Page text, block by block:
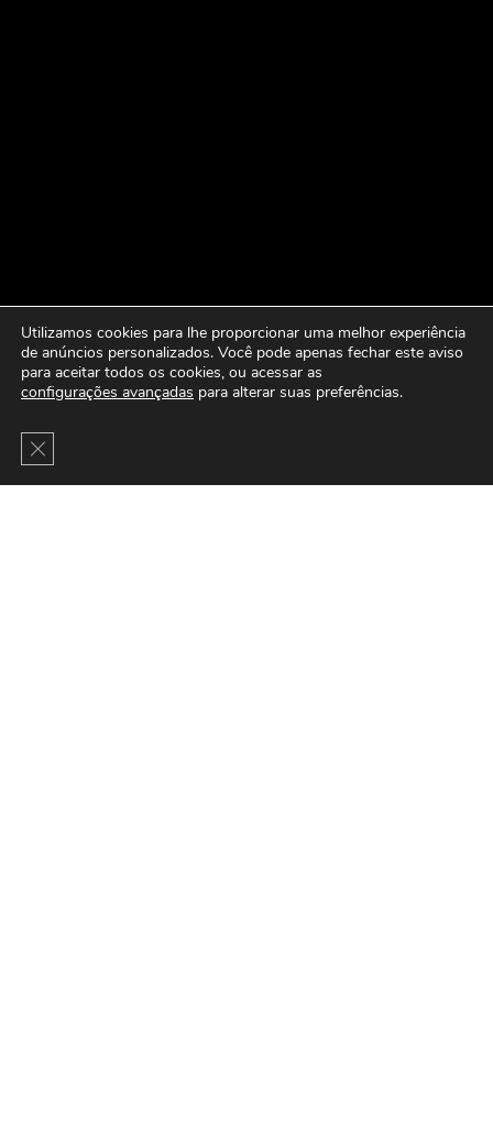
Utilizamos cookies para lhe proporcionar uma melhor experiência
de anúncios personalizados. Você pode apenas fechar este aviso
para aceitar todos os cookies, ou acessar as
configurações avançadas para alterar suas preferências.
Close GDPR Cookie Banner